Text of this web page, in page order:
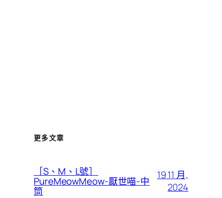
更多文章
［S、M、L號］
PureMeowMeow-厭世喵-中
筒
19 11 月,
2024